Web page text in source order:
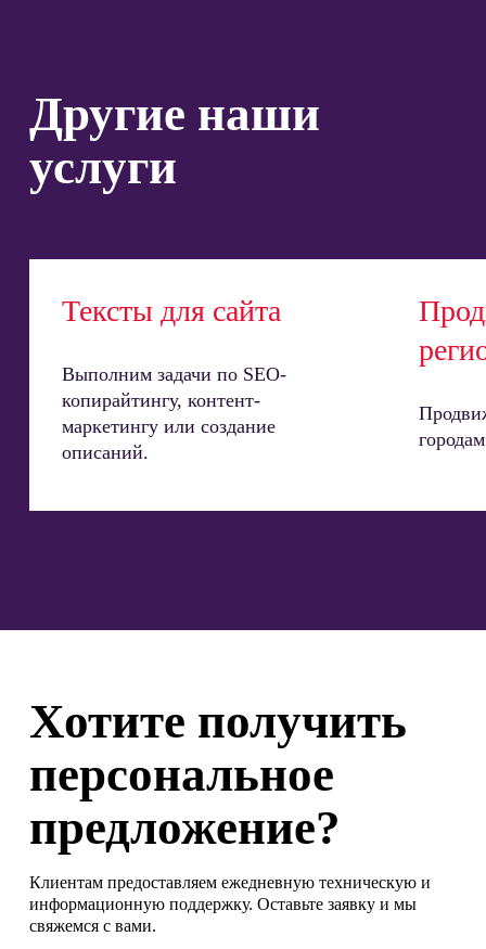
Другие наши
услуги
Тексты для сайта
Выполним задачи по SEO-
копирайтингу, контент-
маркетингу или создание
описаний.
Хотите получить
персональное
предложение?
Клиентам предоставляем ежедневную техническую и
информационную поддержку. Оставьте заявку и мы
свяжемся с вами.